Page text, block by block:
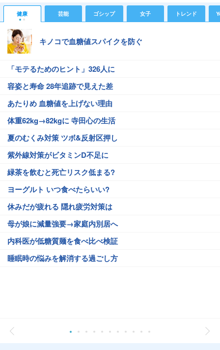
健康 芸能 ゴシップ 女子 トレンド
キノコで血糖値スパイクを防ぐ
「モテるためのヒント」326人に
容姿と寿命 28年追跡で見えた差
あたりめ 血糖値を上げない理由
体重62kg→82kgに 寺田心の生活
夏のむくみ対策 ツボ&反射区押し
紫外線対策がビタミンD不足に
緑茶を飲むと死亡リスク低まる?
ヨーグルト いつ食べたらいい?
休みだが疲れる 隠れ疲労対策は
母が娘に減量強要→家庭内別居へ
内科医が低糖質麺を食べ比べ検証
睡眠時の悩みを解消する過ごし方